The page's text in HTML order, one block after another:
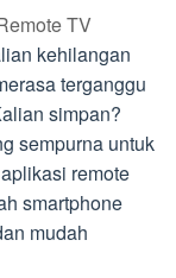
TV
kehilangan
terganggu
simpan?
sempurna untuk
remote
smartphone
mudah